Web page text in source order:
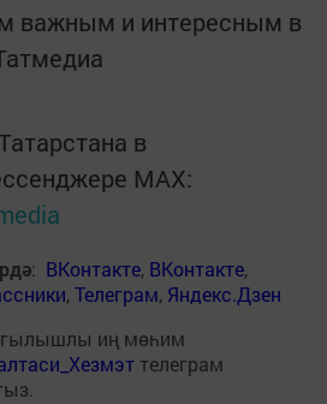
важным и интересным в
в
MАХ:
: ВКонтакте, ВКонтакте,
,Телеграм, Яндекс.Дзен
иң мөһим
телеграм